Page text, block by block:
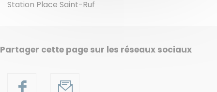
Station Place Saint-Ruf
Partager cette page sur les réseaux sociaux